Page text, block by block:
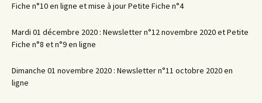
Fiche n°10 en ligne et mise à jour Petite Fiche n°4
Mardi 01 décembre 2020 : Newsletter n°12 novembre 2020 et Petite
Fiche n°8 et n°9 en ligne
Dimanche 01 novembre 2020 : Newsletter n°11 octobre 2020 en
ligne